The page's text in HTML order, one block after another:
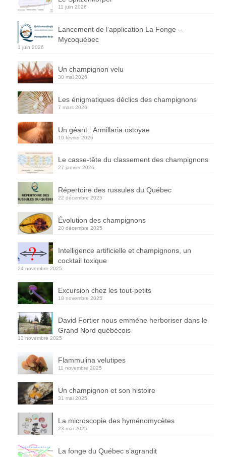
11 juin 2026
Lancement de l’application La Fonge –
Mycoquébec
1 juin 2026
Un champignon velu
30 mai 2026
Les énigmatiques déclics des champignons
7 mars 2026
Un géant : Armillaria ostoyae
10 février 2026
Le casse-tête du classement des champignons
27 janvier 2026
Répertoire des russules du Québec
22 décembre 2025
Évolution des champignons
20 décembre 2025
Intelligence artificielle et champignons, un
cocktail toxique
24 novembre 2025
Excursion chez les tout-petits
18 novembre 2025
David Fortier nous emmène herboriser dans le
Grand Nord québécois
13 novembre 2025
Flammulina velutipes
11 novembre 2025
Un champignon et son histoire
31 mai 2025
La microscopie des hyménomycètes
23 mai 2025
La fonge du Québec s’agrandit